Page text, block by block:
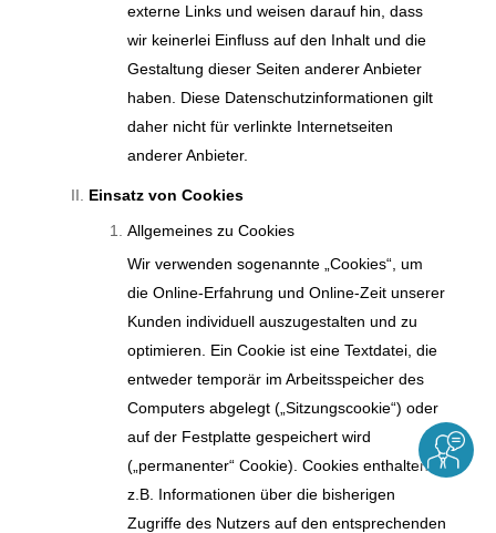
externe Links und weisen darauf hin, dass
wir keinerlei Einfluss auf den Inhalt und die
Gestaltung dieser Seiten anderer Anbieter
haben. Diese Datenschutzinformationen gilt
daher nicht für verlinkte Internetseiten
anderer Anbieter.
Einsatz von Cookies
Allgemeines zu Cookies
Wir verwenden sogenannte „Cookies“, um
die Online-Erfahrung und Online-Zeit unserer
Kunden individuell auszugestalten und zu
optimieren. Ein Cookie ist eine Textdatei, die
entweder temporär im Arbeitsspeicher des
Computers abgelegt („Sitzungscookie“) oder
auf der Festplatte gespeichert wird
(„permanenter“ Cookie). Cookies enthalten
z.B. Informationen über die bisherigen
Zugriffe des Nutzers auf den entsprechenden